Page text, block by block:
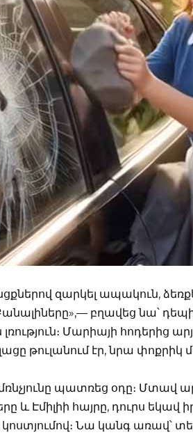
զարկել ապակուն,
բղավեց նա՝ դեպի
Մարիայի հոդերից
լացը թուլանում էր, նրա
պատռեց օդը։ Մտավ
և Էմիլիի հայրը, դուրս եկավ
Նա կանգ առավ՝